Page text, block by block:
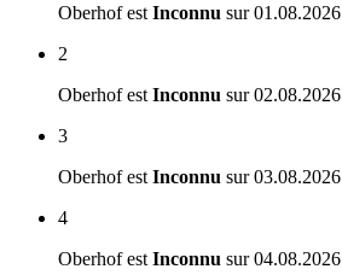
Oberhof est Inconnu sur01.08.2026
2
Oberhof est Inconnu sur02.08.2026
3
Oberhof est Inconnu sur03.08.2026
4
Oberhof est Inconnu sur04.08.2026